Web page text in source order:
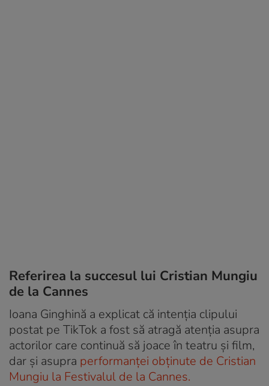
Referirea la succesul lui Cristian Mungiu
de la Cannes
Ioana Ginghină a explicat că intenția clipului
postat pe TikTok a fost să atragă atenția asupra
actorilor care continuă să joace în teatru și film,
dar și asupra performanței obținute de Cristian
Mungiu la Festivalul de la Cannes.